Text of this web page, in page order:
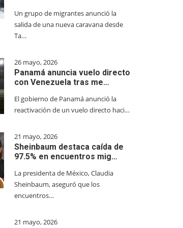
Un grupo de migrantes anunció la
salida de una nueva caravana desde
Ta…
26 mayo, 2026
Panamá anuncia vuelo directo
con Venezuela tras me…
El gobierno de Panamá anunció la
reactivación de un vuelo directo haci…
21 mayo, 2026
Sheinbaum destaca caída de
97.5% en encuentros mig…
La presidenta de México, Claudia
Sheinbaum, aseguró que los
encuentros…
21 mayo, 2026